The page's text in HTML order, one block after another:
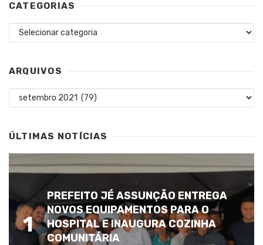
CATEGORIAS
Categorias
ARQUIVOS
Arquivos
ÚLTIMAS NOTÍCIAS
1
PREFEITO JÉ ASSUNÇÃO ENTREGA
NOVOS EQUIPAMENTOS PARA O
HOSPITAL E INAUGURA COZINHA
COMUNITÁRIA